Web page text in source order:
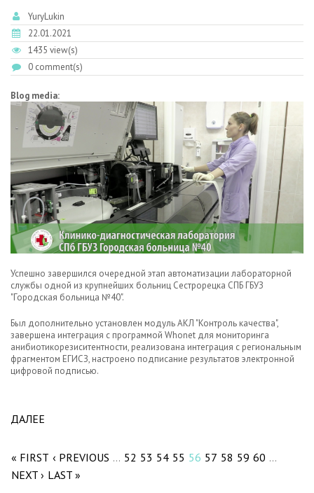
YuryLukin
22.01.2021
1435 view(s)
0 comment(s)
Blog media:
Успешно завершился очередной этап автоматизации лабораторной
службы одной из крупнейших больниц Сестрорецка СПБ ГБУЗ
"Городская больница №40".
Был дополнительно установлен модуль АКЛ "Контроль качества",
завершена интеграция с программой Whonet для мониторинга
анибиотикорезиситентности, реализована интеграция с региональным
фрагментом ЕГИСЗ, настроено подписание результатов электронной
цифровой подписью.
ДАЛЕЕ
« FIRST ‹ PREVIOUS … 52 53 54 55 56 57 58 59 60 …
NEXT › LAST »